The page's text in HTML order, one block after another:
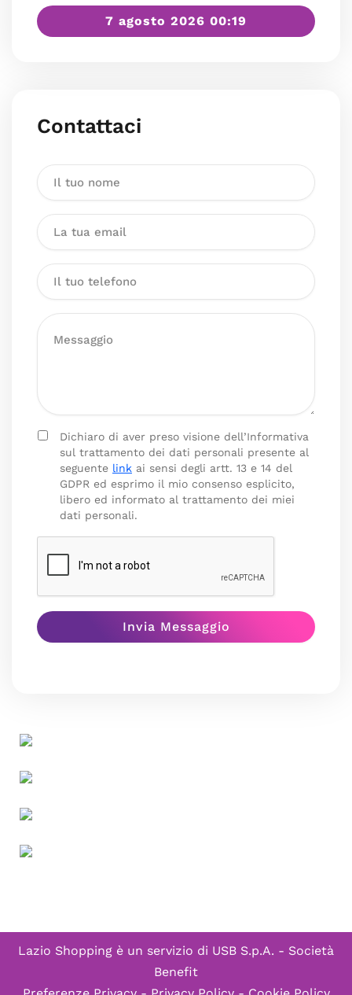
7 agosto 2026 00:19
Contattaci
Dichiaro di aver preso visione dell’Informativa
sul trattamento dei dati personali presente al
seguente link ai sensi degli artt. 13 e 14 del
GDPR ed esprimo il mio consenso esplicito,
libero ed informato al trattamento dei miei
dati personali.
Lazio Shopping è un servizio di USB S.p.A. - Società
Benefit